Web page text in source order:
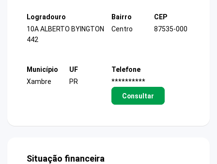
Logradouro
10A ALBERTO BYINGTON
442
Bairro
Centro
CEP
87535-000
Município
Xambre
UF
PR
Telefone
**********
Consultar
Situação financeira